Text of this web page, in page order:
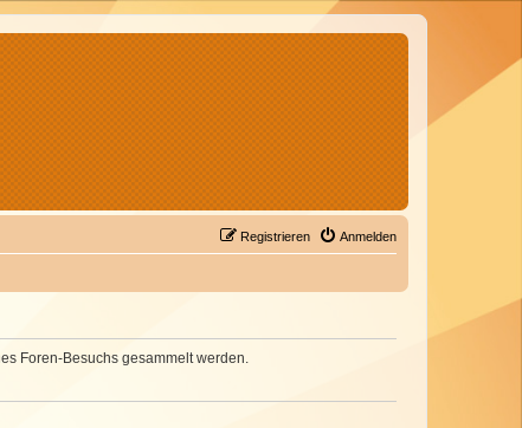
Anmelden
Registrieren
Foren-Besuchs gesammelt werden.